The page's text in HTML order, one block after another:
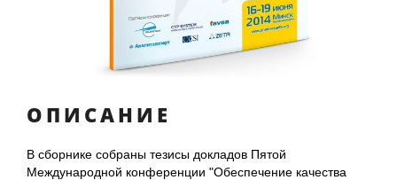
ОПИСАНИЕ
В сборнике собраны тезисы докладов Пятой
Международной конференции "Обеспечение качества